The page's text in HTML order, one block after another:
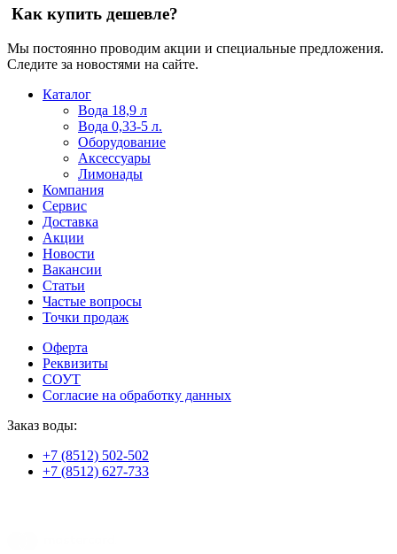
Как купить дешевле?
Мы постоянно проводим акции и специальные предложения.
Следите за новостями на сайте.
Пользователи
офіційний
сайт
через
разные
сайты.
можно
встретить
онлайн
казино
среди
обсуждаемых
тем.
Каталог
Вода 18,9 л
Вода 0,33-5 л.
Оборудование
Аксессуары
Лимонады
Компания
Сервис
Доставка
Акции
Новости
Вакансии
Статьи
Частые вопросы
Точки продаж
Оферта
Реквизиты
СОУТ
Согласие на обработку данных
Заказ воды:
+7 (8512) 502-502
+7 (8512) 627-733